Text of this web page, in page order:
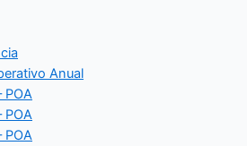
Anual
POA
POA
POA